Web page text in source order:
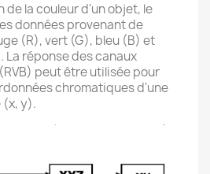
de la couleur d'un objet, le
données provenant de
(R), vert (G), bleu (B) et
réponse des canaux
peut être utilisée pour
chromatiques d'une
y).